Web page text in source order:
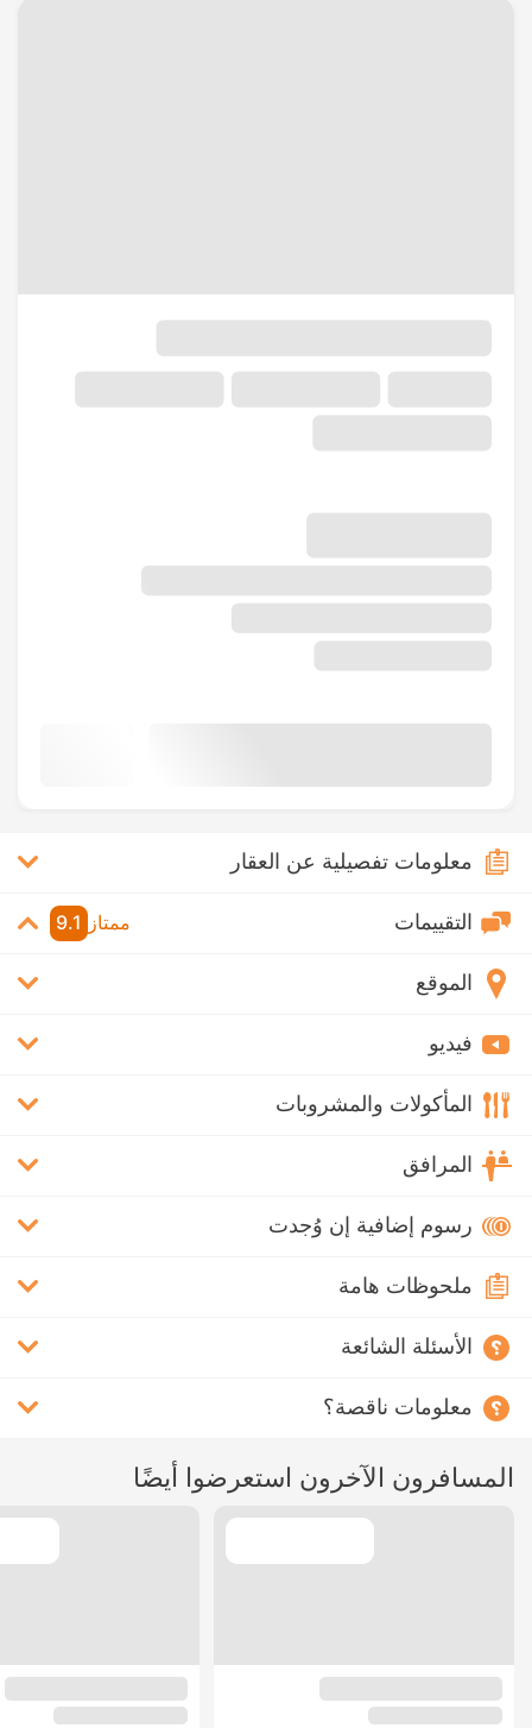
معلومات تفصيلية عن العقار
التقييمات ممتاز 9.1
الموقع
فيديو
المأكولات والمشروبات
المرافق
رسوم إضافية إن وُجدت
ملحوظات هامة
الأسئلة الشائعة
معلومات ناقصة؟
المسافرون الآخرون استعرضوا أيضًا